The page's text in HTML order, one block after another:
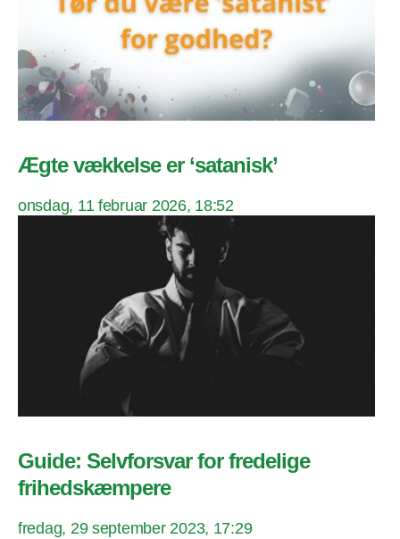
Ægte vækkelse er ‘satanisk’
onsdag, 11 februar 2026, 18:52
Guide: Selvforsvar for fredelige
frihedskæmpere
fredag, 29 september 2023, 17:29